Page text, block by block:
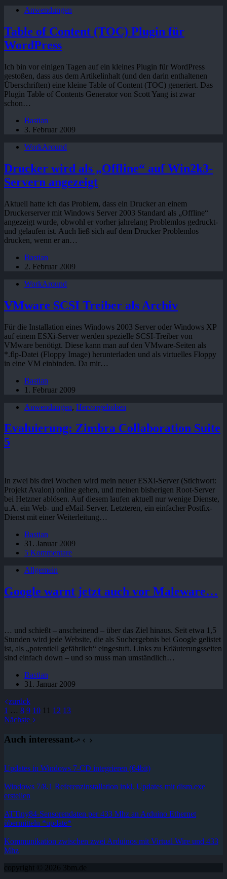
Anwendungen
Table of Content (TOC) Plugin für
WordPress
Ich bin vor einigen Tagen auf ein kleines Plugin für WordPress
gestoßen, dass aus dem Artikelinhalt (und den darin enthaltenen
Überschriften) eine kleine Table of Content (TOC) generiert. Das
Plugin Table of Contents Generator von Scott Yang ist zwar
schon…
Bastian
3. Februar 2009
WorkAround
Drucker wird als „Offline“ auf Win2k3-
Servern angezeigt
Aktuell hatte ich das Problem, dass ein Drucker an einem
Druckerserver mit Windows Server 2003 Standard als „Offline“
angezeigt wurde, obwohl er vorher jahrelang Problemlos gedruckt-
und gelaufen ist. Auch ließ sich auf dem Drucker Problemlos
drucken, wenn er an…
Bastian
2. Februar 2009
WorkAround
VMware SCSI Treiber als Archiv
Für die Installation eines Windows 2003 Server oder Windows XP
auf einem ESXi-Server werden spezielle SCSI-Treiber von
VMware benötigt. Diese kann man auf den VMware-Seiten als
*.flp-Datei (Floppy Image) herunterladen und als virtuelles Floppy
in eine VM einbinden. Da mir…
Bastian
1. Februar 2009
Anwendungen, Hervorgehoben
Evaluierung: Zimbra Collaboration Suite
5
In zwei bis drei Wochen wird mein neuer ESXi-Server (Stichwort:
Projekt Avalon) online gehen, und meinen bisherigen Root-Server
bei Hetzner ablösen. Auf diesem laufen aktuell nur wenige Dienste,
u.A. ein Web- und eMail-Server. Letzteren, ein einfacher Postfix-
Dienst mit einer Weiterleitung…
Bastian
31. Januar 2009
5 Kommentare
Allgemein
Google warnt jetzt auch vor Maleware…
… und schießt – anscheinend – über das Ziel hinaus. Seit etwa 1,5
Stunden wird jede Website, die als Suchergebnis bei Google gelistet
ist, als „potentiell gefährlich“ eingestuft. Links zu Erläuterungsseiten
sind einfach down – und so muss man umständlich…
Bastian
31. Januar 2009
zurück
1 … 8 9 10 11 12 13
Nächste
Auch interessant
Updates in Windows 7-CD integrieren (64bit)
Windows 7/8.1 Referenzinstallation inkl. Updates mit dism.exe
erstellen
ATTiny84-Sensorendaten per 433 Mhz an Arduino Ethernet
übermitteln *update*
Kommunikation zwischen zwei Arduinos mit Virtual Wire und 433
Mhz
copyright © 2026 3bm.de